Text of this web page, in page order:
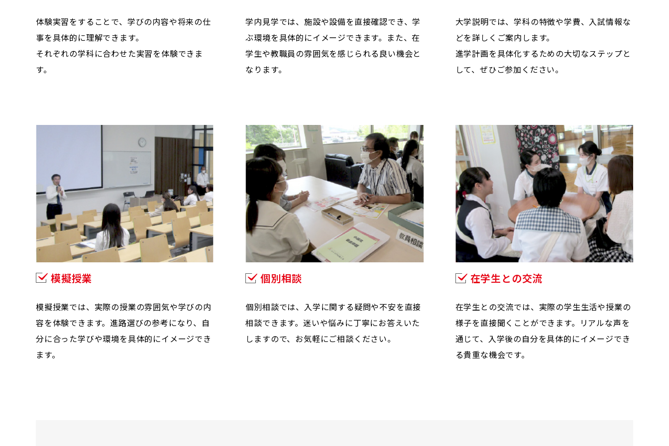
体験実習をすることで、学びの内容や将来の仕
事を具体的に理解できます。
それぞれの学科に合わせた実習を体験できま
す。
学内見学では、施設や設備を直接確認でき、学
ぶ環境を具体的にイメージできます。また、在
学生や教職員の雰囲気を感じられる良い機会と
なります。
大学説明では、学科の特徴や学費、入試情報な
どを詳しくご案内します。
進学計画を具体化するための大切なステップと
して、ぜひご参加ください。
模擬授業
模擬授業では、実際の授業の雰囲気や学びの内
容を体験できます。進路選びの参考になり、自
分に合った学びや環境を具体的にイメージでき
ます。
個別相談
個別相談では、入学に関する疑問や不安を直接
相談できます。迷いや悩みに丁寧にお答えいた
しますので、お気軽にご相談ください。
在学生との交流
在学生との交流では、実際の学生生活や授業の
様子を直接聞くことができます。リアルな声を
通じて、入学後の自分を具体的にイメージでき
る貴重な機会です。